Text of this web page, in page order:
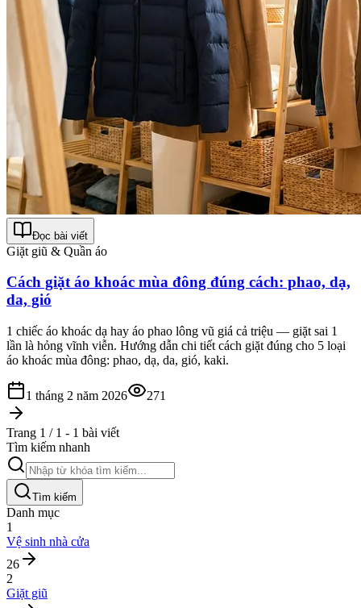
Đọc bài viết
Giặt giũ & Quần áo
Cách giặt áo khoác mùa đông đúng cách: phao, dạ,
da, gió
1 chiếc áo khoác dạ hay áo phao lông vũ giá cả triệu — giặt sai 1
lần là hỏng vĩnh viễn. Hướng dẫn chi tiết cách giặt đúng cho 5 loại
áo khoác mùa đông: phao, dạ, da, gió, kaki.
1 tháng 2 năm 2026 271
Trang 1 / 1 - 1 bài viết
Tìm kiếm nhanh
Tìm kiếm
Danh mục
1
Vệ sinh nhà cửa
26
2
Giặt giũ